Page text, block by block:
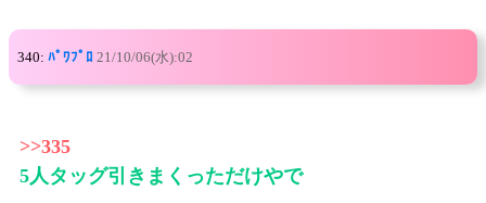
340: ﾊﾟﾜﾌﾟﾛ 21/10/06(水):02
>>335
5人タッグ引きまくっただけやで